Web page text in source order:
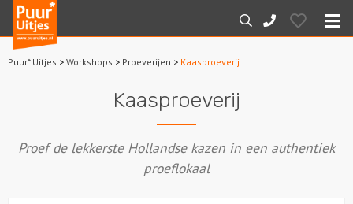
Puur*
Uitjes
Zoeken
088-
7887000
Hearts
Arrangementen
Dagarrangementen
Puur* Uitjes > Workshops > Proeverijen > Kaasproeverij
Kaasproeverij
Proef de lekkerste Hollandse kazen in een authentiek
proeflokaal